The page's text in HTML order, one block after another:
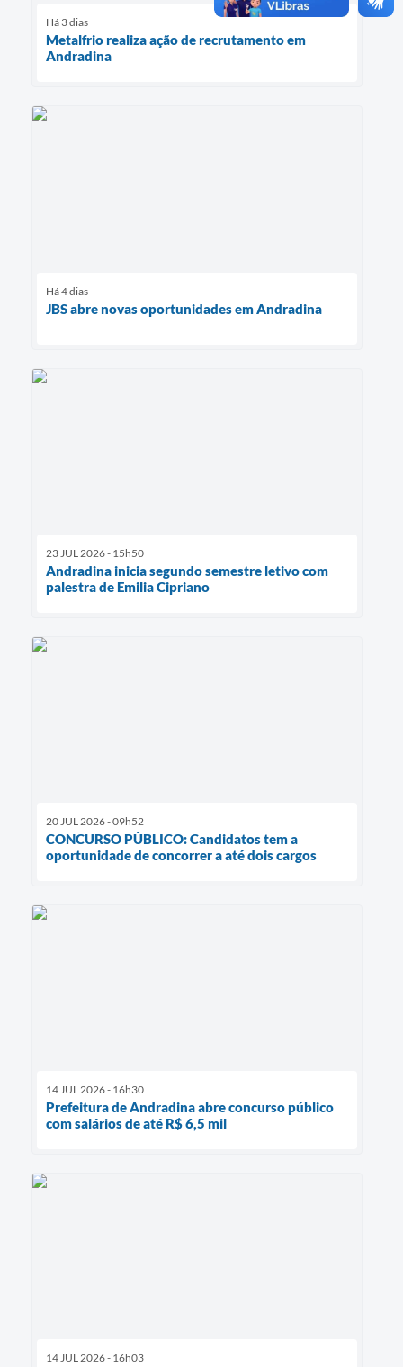
Há 3 dias
Metalfrio realiza ação de recrutamento em
Andradina
Há 4 dias
JBS abre novas oportunidades em Andradina
23 JUL 2026 - 15h50
Andradina inicia segundo semestre letivo com
palestra de Emilia Cipriano
20 JUL 2026 - 09h52
CONCURSO PÚBLICO: Candidatos tem a
oportunidade de concorrer a até dois cargos
14 JUL 2026 - 16h30
Prefeitura de Andradina abre concurso público
com salários de até R$ 6,5 mil
14 JUL 2026 - 16h03